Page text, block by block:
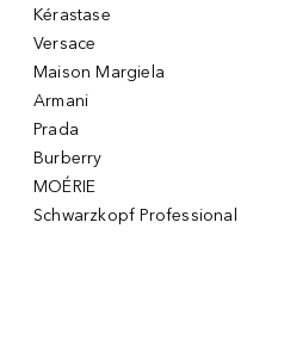
Kérastase
Versace
Maison Margiela
Armani
Prada
Burberry
MOÉRIE
Schwarzkopf Professional